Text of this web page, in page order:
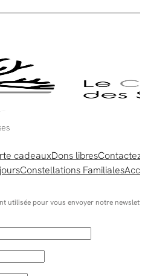
cadeauxDons libres
Constellations Familiales
utilisée pour vous envoyer notre